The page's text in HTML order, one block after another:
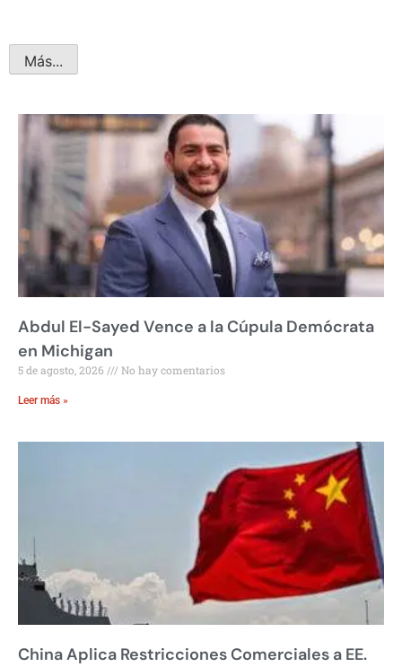
Más...
Abdul El-Sayed Vence a la Cúpula Demócrata
en Michigan
5 de agosto, 2026 No hay comentarios
Leer más »
China Aplica Restricciones Comerciales a EE.